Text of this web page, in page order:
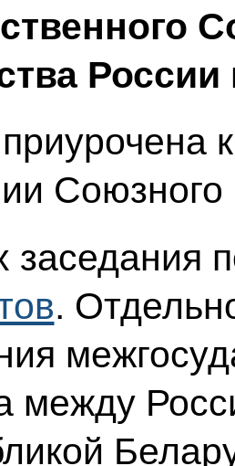
Союзного
заседания
.
между